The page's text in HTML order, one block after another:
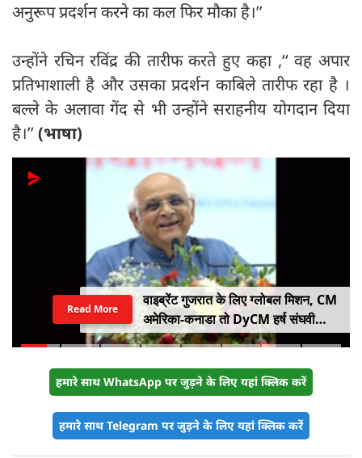
अनुरूप प्रदर्शन करने का कल फिर मौका है।’’
उन्होंने रचिन रविंद्र की तारीफ करते हुए कहा ,‘‘ वह अपार
प्रतिभाशाली है और उसका प्रदर्शन काबिले तारीफ रहा है ।
बल्ले के अलावा गेंद से भी उन्होंने सराहनीय योगदान दिया
है।’’ (भाषा)
वाइब्रेंट गुजरात के लिए ग्लोबल मिशन, CM
अमेरिका-कनाडा तो DyCM हर्ष संघवी
संभालेंगे जापान-यूरोप का मोर्चा
Read More
हमारे साथ WhatsApp पर जुड़ने के लिए यहां क्लिक करें
हमारे साथ Telegram पर जुड़ने के लिए यहां क्लिक करें